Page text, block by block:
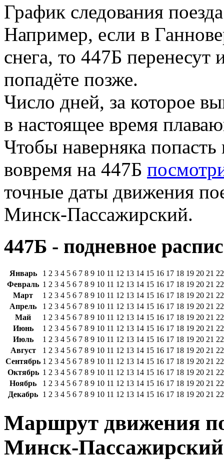
График следования
Например, если в
снега, то 447Б
попадёте позже.
Число дней, за которое
в настоящее время
Чтобы наверняка
вовремя на 447Б
точные даты движения
Минск-Пассажирский.
447Б - подневное
Январь 1 2 3 4 5 6 7 8 9 10 11 12 13 14 15 16 17 18 19 20 21 22
Февраль 1 2 3 4 5 6 7 8 9 10 11 12 13 14 15 16 17 18 19 20 21 22
Март
1 2 3 4 5 6 7 8 9 10 11 12 13 14 15 16 17 18 19 20 21 22
Апрель
1 2 3 4 5 6 7 8 9 10 11 12 13 14 15 16 17 18 19 20 21 22
Май
1 2 3 4 5 6 7 8 9 10 11 12 13 14 15 16 17 18 19 20 21 22
Июнь
1 2 3 4 5 6 7 8 9 10 11 12 13 14 15 16 17 18 19 20 21 22
Июль
1 2 3 4 5 6 7 8 9 10 11 12 13 14 15 16 17 18 19 20 21 22
Август
1 2 3 4 5 6 7 8 9 10 11 12 13 14 15 16 17 18 19 20 21 22
Сентябрь 1 2 3 4 5 6 7 8 9 10 11 12 13 14 15 16 17 18 19 20 21 22
Октябрь 1 2 3 4 5 6 7 8 9 10 11 12 13 14 15 16 17 18 19 20 21 22
Ноябрь
1 2 3 4 5 6 7 8 9 10 11 12 13 14 15 16 17 18 19 20 21 22
Декабрь 1 2 3 4 5 6 7 8 9 10 11 12 13 14 15 16 17 18 19 20 21 22
Маршрут движения
Минск-Пассажирский